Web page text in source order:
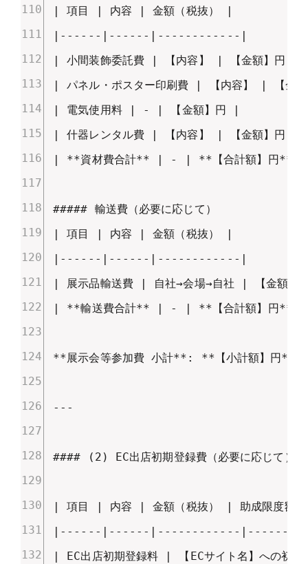
| 項目 | 内容 | 金額（税抜） |
|------|------|------------|
| 小間装飾委託費 | 【内容】 | 【金額】円 |
| パネル・ポスター印刷費 | 【内容】 | 【金
| 電気使用料 | - | 【金額】円 |
| 什器レンタル費 | 【内容】 | 【金額】円 |
| **資材費合計** | - | **【合計額】円** |
##### 輸送費（必要に応じて）
| 項目 | 内容 | 金額（税抜） |
|------|------|------------|
| 展示品輸送費 | 自社→会場→自社 | 【金額】
| **輸送費合計** | - | **【合計額】円** |
**展示会等参加費 小計**: **【小計額】円**
---
#### (2) EC出店初期登録費（必要に応じて）
| 項目 | 内容 | 金額（税抜） | 助成限度額
|------|------|------------
| EC出店初期登録料 | 【ECサイト名】への